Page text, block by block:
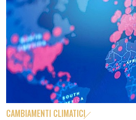
CAMBIAMENTI CLIMATICI